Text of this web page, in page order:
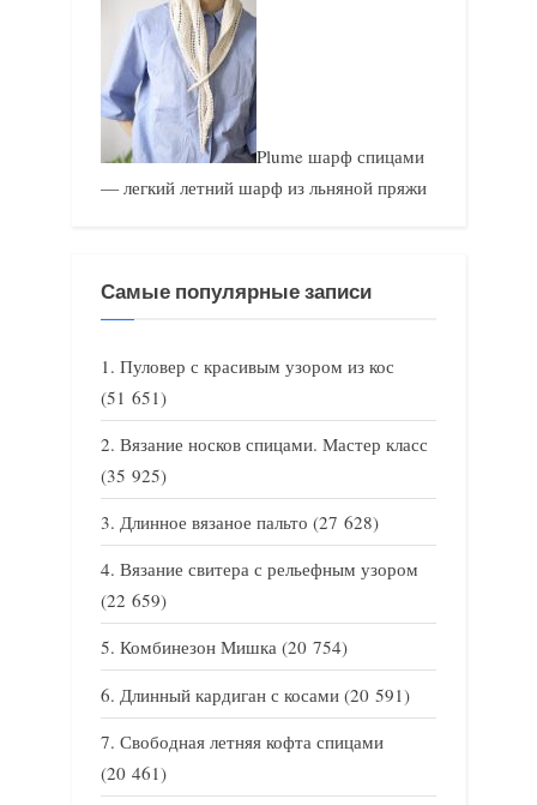
Plume шарф спицами
— легкий летний шарф из льняной пряжи
Самые популярные записи
Пуловер с красивым узором из кос
(51 651)
Вязание носков спицами. Мастер класс
(35 925)
Длинное вязаное пальто (27 628)
Вязание свитера с рельефным узором
(22 659)
Комбинезон Мишка (20 754)
Длинный кардиган с косами (20 591)
Свободная летняя кофта спицами
(20 461)